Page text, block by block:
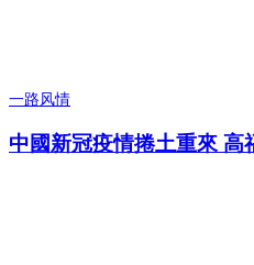
一路风情
中國新冠疫情捲土重來 高